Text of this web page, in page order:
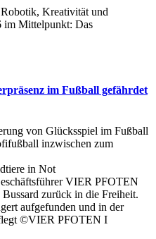
Kreativität und
im Mittelpunkt: Das
im Fußball gefährdet
von Glücksspiel im Fußball
inzwischen zum
VIER PFOTEN
zurück in die Freiheit.
aufgefunden und in der
©VIER PFOTEN I